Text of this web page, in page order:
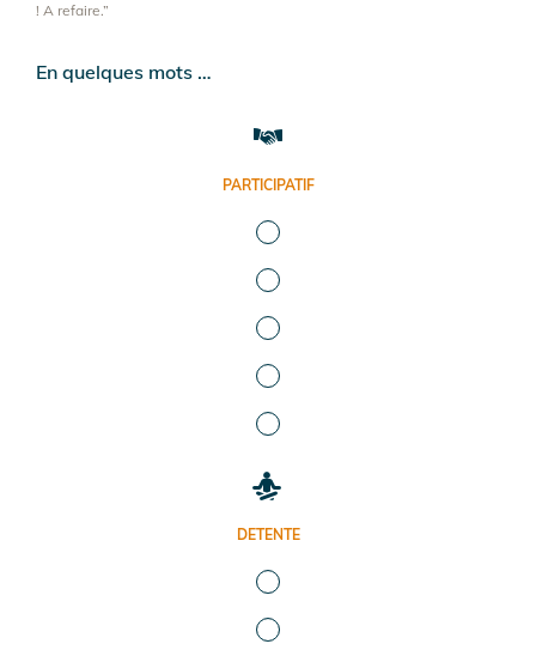
! A refaire.”
En quelques mots …
PARTICIPATIF
DETENTE